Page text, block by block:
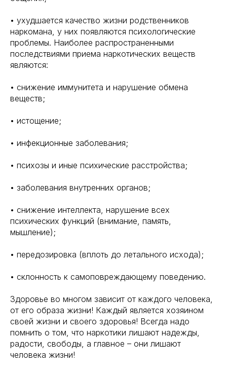
• ухудшается качество жизни родственников
наркомана, у них появляются психологические
проблемы. Наиболее распространенными
последствиями приема наркотических веществ
являются:
• снижение иммунитета и нарушение обмена
веществ;
• истощение;
• инфекционные заболевания;
• психозы и иные психические расстройства;
• заболевания внутренних органов;
• снижение интеллекта, нарушение всех
психических функций (внимание, память,
мышление);
• передозировка (вплоть до летального исхода);
• склонность к самоповреждающему поведению.
Здоровье во многом зависит от каждого человека,
от его образа жизни! Каждый является хозяином
своей жизни и своего здоровья! Всегда надо
помнить о том, что наркотики лишают надежды,
радости, свободы, а главное – они лишают
человека жизни!